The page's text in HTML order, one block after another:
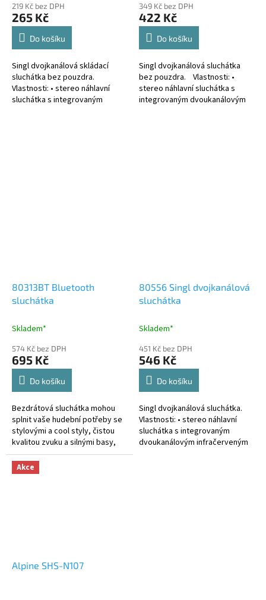
219 Kč bez DPH
265 Kč
Do košíku
Singl dvojkanálová skládací
sluchátka bez pouzdra.
Vlastnosti: • stereo náhlavní
sluchátka s integrovaným
349 Kč bez DPH
422 Kč
Do košíku
Singl dvojkanálová sluchátka
bez pouzdra. Vlastnosti: •
stereo náhlavní sluchátka s
integrovaným dvoukanálovým
80313BT Bluetooth
sluchátka
Skladem*
574 Kč bez DPH
695 Kč
Do košíku
Bezdrátová sluchátka mohou
splnit vaše hudební potřeby se
stylovými a cool styly, čistou
kvalitou zvuku a silnými basy,
které doplňují tento sluchátkový
produkt. Pomocí...
80556 Singl dvojkanálová
sluchátka
Skladem*
451 Kč bez DPH
546 Kč
Do košíku
Singl dvojkanálová sluchátka.
Vlastnosti: • stereo náhlavní
sluchátka s integrovaným
dvoukanálovým infračerveným
Akce
Alpine SHS-N107